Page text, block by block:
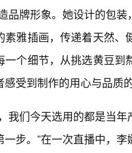
品牌形象。她设计的包
素雅插画，传递着天然
一个细节，从挑选黄豆
感受到制作的用心与品质
我们今天选用的都是当
一步。”在一次直播中，